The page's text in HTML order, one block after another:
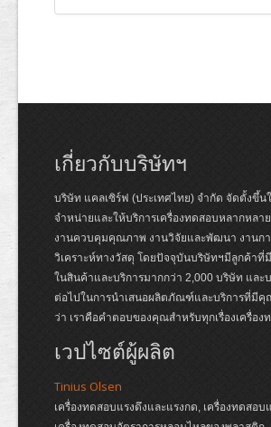
เกี่ยวกับบริษัทฯ
บริษัท แคลเซิร์ฟ (ประเทศไทย) จำกัด จัดตั้งขึ้น
จำหน่ายและให้บริการเครื่องทดสอบหลากหลา
งานควบคุมคุณภาพ งานวิจัยและพัฒนา งานก
วิเคราะห์ทางวัสดุ โดยปัจจุบันบริษัทฯมีลูกค้าที่มี
ในสินค้าและบริการมากกว่า 2,000 บริษัท และ
ต่อไปในการนำเสนอผลิตภัณฑ์และบริการที่มีคุ
ว่า เราคือคำตอบของคุณสำหรับทุกเรื่องเครื่อง
เวปไซต์ผู้ผลิต
Tinius Olsen
เครื่องทดสอบแรงดึงและแรงกด, เครื่องทดสอบ